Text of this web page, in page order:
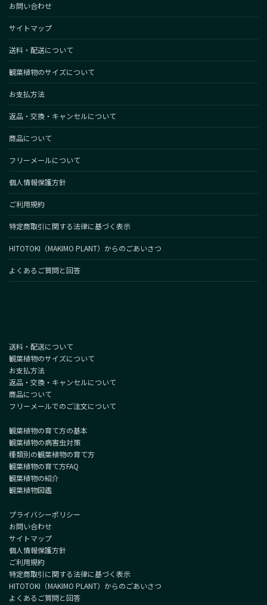
お問い合わせ
サイトマップ
送料・配送について
観葉植物のサイズについて
お支払方法
返品・交換・キャンセルについて
商品について
フリーメールについて
個人情報保護方針
ご利用規約
特定商取引に関する法律に基づく表示
HITOTOKI（MAKIMO PLANT）からのごあいさつ
よくあるご質問と回答
送料・配送について
観葉植物のサイズについて
お支払方法
返品・交換・キャンセルについて
商品について
フリーメールでのご注文について
観葉植物の育て方の基本
観葉植物の病害虫対策
種類別の観葉植物の育て方
観葉植物の育て方FAQ
観葉植物の紹介
観葉植物図鑑
プライバシーポリシー
お問い合わせ
サイトマップ
個人情報保護方針
ご利用規約
特定商取引に関する法律に基づく表示
HITOTOKI（MAKIMO PLANT）からのごあいさつ
よくあるご質問と回答